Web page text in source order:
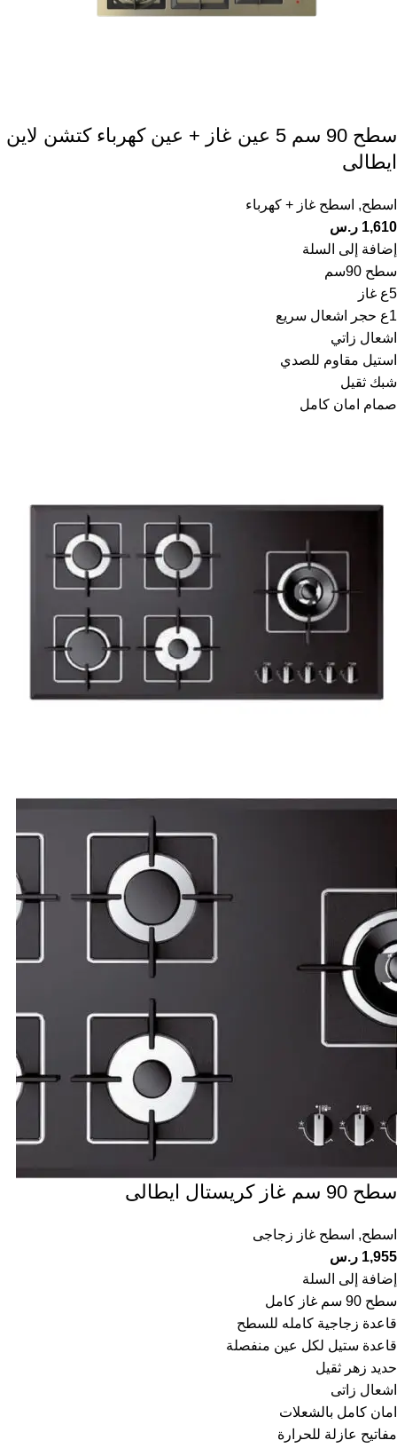
سطح 90 سم 5 عين غاز + عين كهرباء كتشن لاين
ايطالى
اسطح, اسطح غاز + كهرباء
1,610 ر.س
إضافة إلى السلة
سطح 90سم
5ع غاز
1ع حجر اشعال سريع
اشعال زاتي
استيل مقاوم للصدي
شبك ثقيل
صمام امان كامل
سطح 90 سم غاز كريستال ايطالى
اسطح, اسطح غاز زجاجى
1,955 ر.س
إضافة إلى السلة
سطح 90 سم غاز كامل
قاعدة زجاجية كامله للسطح
قاعدة ستيل لكل عين منفصلة
حديد زهر ثقيل
اشعال زاتى
امان كامل بالشعلات
مفاتيح عازلة للحرارة